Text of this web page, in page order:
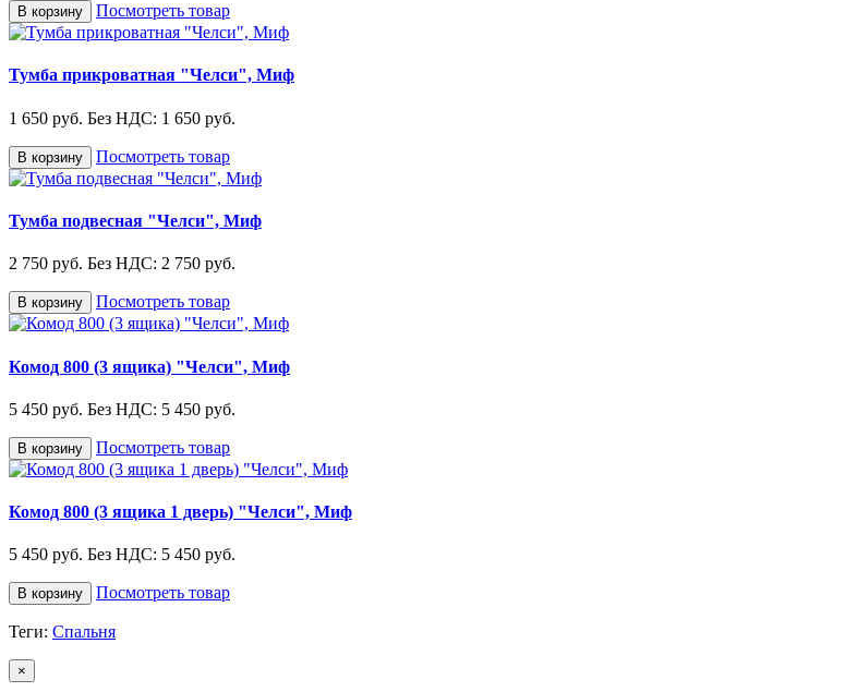
В корзину Посмотреть товар
Тумба прикроватная "Челси", Миф
1 650 руб. Без НДС: 1 650 руб.
В корзину Посмотреть товар
Тумба подвесная "Челси", Миф
2 750 руб. Без НДС: 2 750 руб.
В корзину Посмотреть товар
Комод 800 (3 ящика) "Челси", Миф
5 450 руб. Без НДС: 5 450 руб.
В корзину Посмотреть товар
Комод 800 (3 ящика 1 дверь) "Челси", Миф
5 450 руб. Без НДС: 5 450 руб.
В корзину Посмотреть товар
Теги: Спальня
×